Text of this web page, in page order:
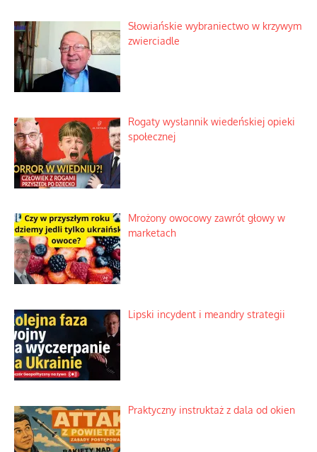
Słowiańskie wybraniectwo w krzywym
zwierciadle
Rogaty wysłannik wiedeńskiej opieki
społecznej
Mrożony owocowy zawrót głowy w
marketach
Lipski incydent i meandry strategii
Praktyczny instruktaż z dala od okien